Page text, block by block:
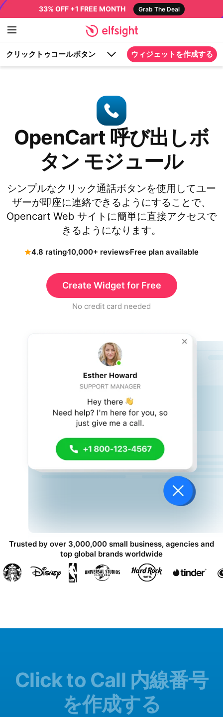
33% OFF +1 FREE MONTH Grab The Deal
クリックトゥコールボタン ウィジェットを作成する
OpenCart 呼び出しボ
タン モジュール
シンプルなクリック通話ボタンを使用してユー
ザーが即座に連絡できるようにすることで、
Opencart Web サイトに簡単に直接アクセスで
きるようになります。
4.8 rating10,000+ reviewsFree plan available
Create Widget for Free
No credit card needed
Trusted by over 3,000,000 small business, agencies and
top global brands worldwide
Click to Call 内線番号
を作成する